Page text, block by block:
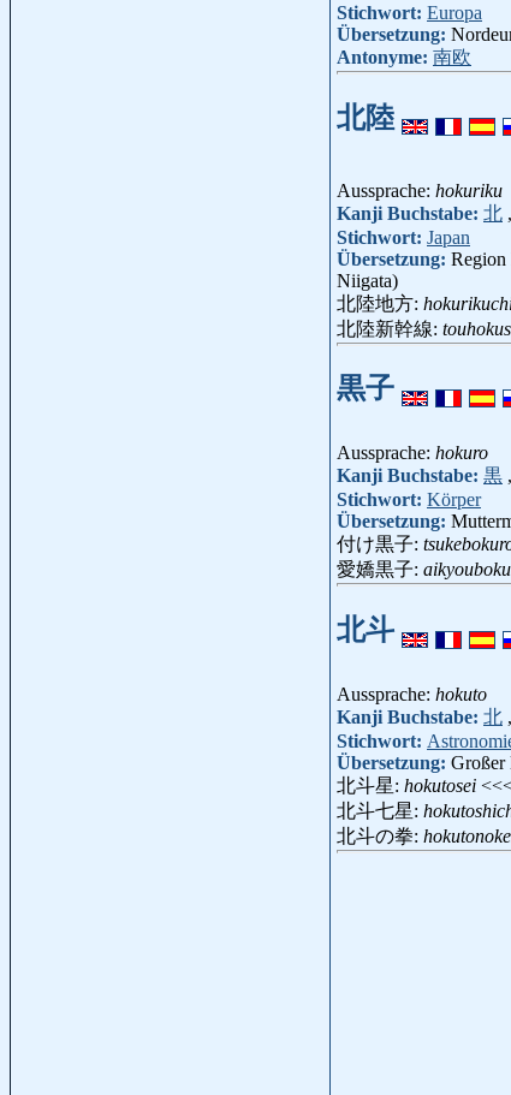
Stichwort: Europa
Übersetzung:
Antonyme: 南欧
北陸
Aussprache: hokuriku
Kanji Buchstabe: 北 ,
Stichwort: Japan
Übersetzung: Region
Niigata)
北陸地方:
北陸新幹線:
黒子
Aussprache: hokuro
Kanji Buchstabe: 黒 ,
Stichwort: Körper
Übersetzung:
付け黒子:
愛嬌黒子:
北斗
Aussprache: hokuto
Kanji Buchstabe: 北 ,
Stichwort:
Übersetzung: Großer
北斗星: hokutosei
北斗七星:
北斗の拳: